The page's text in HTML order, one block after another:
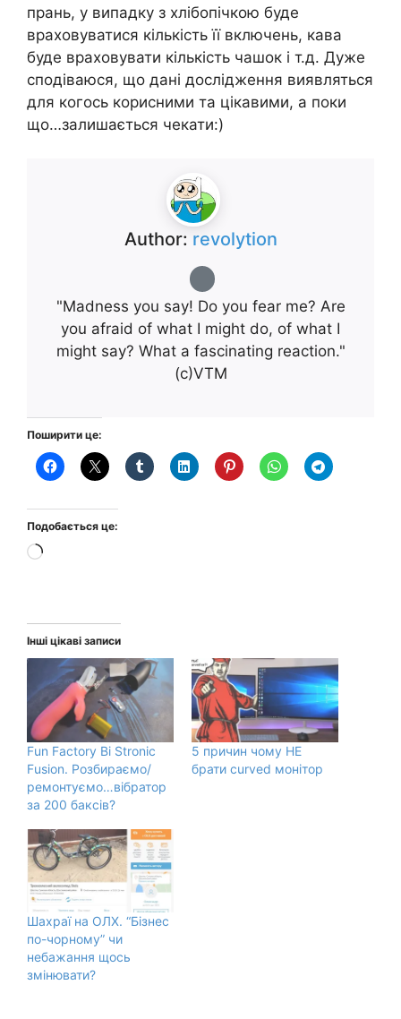
прань, у випадку з хлібопічкою буде
враховуватися кількість її включень, кава
буде враховувати кількість чашок і т.д. Дуже
сподіваюся, що дані дослідження виявляться
для когось корисними та цікавими, а поки
що…залишається чекати:)
Author: revolytion
"Madness you say! Do you fear me? Are
you afraid of what I might do, of what I
might say? What a fascinating reaction."
(с)VTM
Поширити це:
Подобається це:
Завантаження…
Інші цікаві записи
Fun Factory Bi Stronic
Fusion. Розбираємо/
ремонтуємо…вібратор
за 200 баксів?
5 причин чому НЕ
брати curved монітор
Шахраї на ОЛХ. “Бізнес
по-чорному” чи
небажання щось
змінювати?